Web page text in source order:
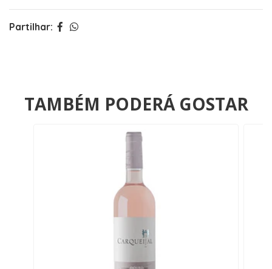
Partilhar:
TAMBÉM PODERÁ GOSTAR